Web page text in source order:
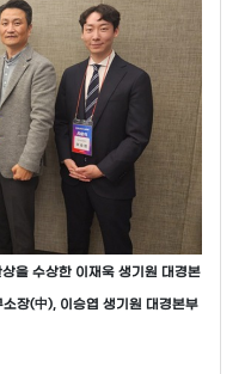
을 수상한 이재욱 생기원 대경본
장(中), 이승엽 생기원 대경본부